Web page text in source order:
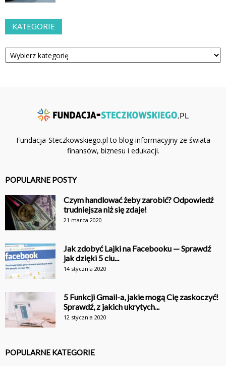
KATEGORIE
Kategorie
Fundacja-Steczkowskiego.pl to blog informacyjny ze świata
finansów, biznesu i edukacji.
POPULARNE POSTY
Czym handlować żeby zarobić? Odpowiedź
trudniejsza niż się zdaje!
21 marca 2020
Jak zdobyć Lajki na Facebooku — Sprawdź
jak dzięki 5 ciu...
14 stycznia 2020
5 Funkcji Gmail-a, jakie mogą Cię zaskoczyć!
Sprawdź, z jakich ukrytych...
12 stycznia 2020
POPULARNE KATEGORIE